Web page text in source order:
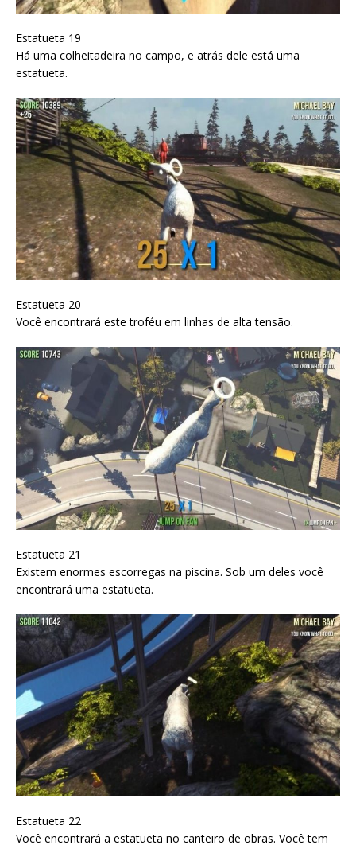
Estatueta 19
Há uma colheitadeira no campo, e atrás dele está uma
estatueta.
Estatueta 20
Você encontrará este troféu em linhas de alta tensão.
Estatueta 21
Existem enormes escorregas na piscina. Sob um deles você
encontrará uma estatueta.
Estatueta 22
Você encontrará a estatueta no canteiro de obras. Você tem